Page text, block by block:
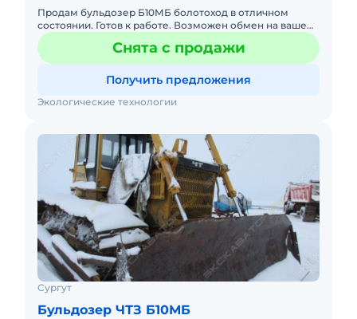
Продам бульдозер Б10МБ болотоход в отличном
состоянии. Готов к работе. Возможен обмен на ваше
легковое авто.
Снята с продажи
Получить предложения
Экологические технологии
Сургут
Бульдозер ЧТЗ Б10МБ